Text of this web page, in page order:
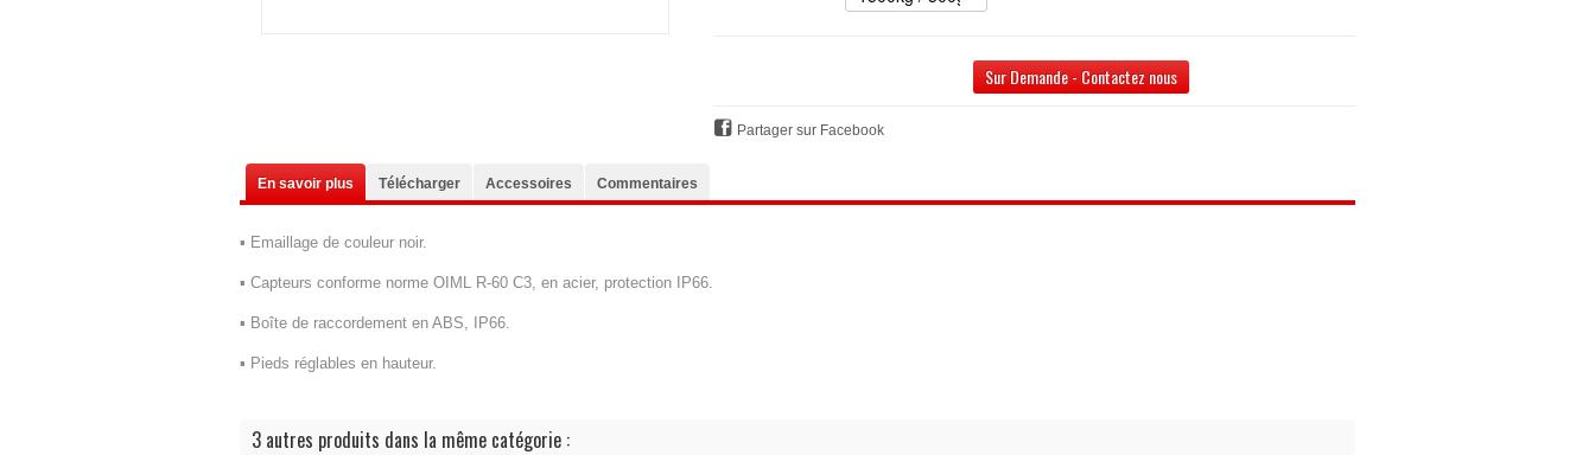
Sur Demande - Contactez nous
Partager sur Facebook
En savoir plus Télécharger Accessoires Commentaires
▪ Emaillage de couleur noir.
▪ Capteurs conforme norme OIML R-60 C3, en acier, protection IP66.
▪ Boîte de raccordement en ABS, IP66.
▪ Pieds réglables en hauteur.
3 autres produits dans la même catégorie :